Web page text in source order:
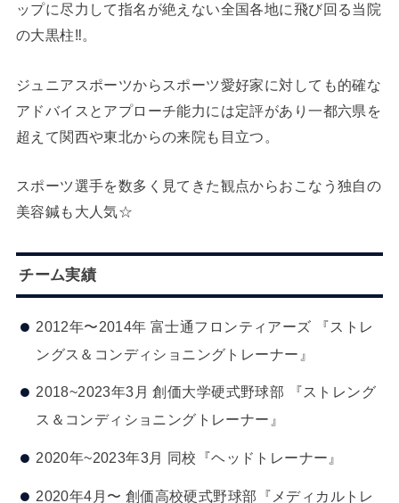
ップに尽力して指名が絶えない全国各地に飛び回る当院
の大黒柱‼。
ジュニアスポーツからスポーツ愛好家に対しても的確な
アドバイスとアプローチ能力には定評があり一都六県を
超えて関西や東北からの来院も目立つ。
スポーツ選手を数多く見てきた観点からおこなう独自の
美容鍼も大人気☆
チーム実績
2012年〜2014年 富士通フロンティアーズ 『ストレ
ングス＆コンディショニングトレーナー』
2018~2023年3月 創価大学硬式野球部 『ストレング
ス＆コンディショニングトレーナー』
2020年~2023年3月 同校『ヘッドトレーナー』
2020年4月〜 創価高校硬式野球部『メディカルトレ